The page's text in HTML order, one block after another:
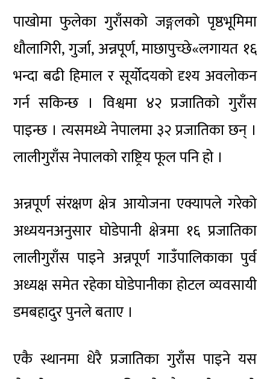
पाखोमा फुलेका गुराँसको जङ्गलको पृष्ठभूमिमा
धौलागिरी, गुर्जा, अन्नपूर्ण, माछापुच्छे«लगायत १६
भन्दा बढी हिमाल र सूर्योदयको दृश्य अवलोकन
गर्न सकिन्छ । विश्वमा ४२ प्रजातिको गुराँस
पाइन्छ । त्यसमध्ये नेपालमा ३२ प्रजातिका छन् ।
लालीगुराँस नेपालको राष्ट्रिय फूल पनि हो ।
अन्नपूर्ण संरक्षण क्षेत्र आयोजना एक्यापले गरेको
अध्ययनअनुसार घोडेपानी क्षेत्रमा १६ प्रजातिका
लालीगुराँस पाइने अन्नपूर्ण गाउँपालिकाका पुर्व
अध्यक्ष समेत रहेका घोडेपानीका होटल व्यवसायी
डमबहादुर पुनले बताए ।
एकै स्थानमा धेरै प्रजातिका गुराँस पाइने यस